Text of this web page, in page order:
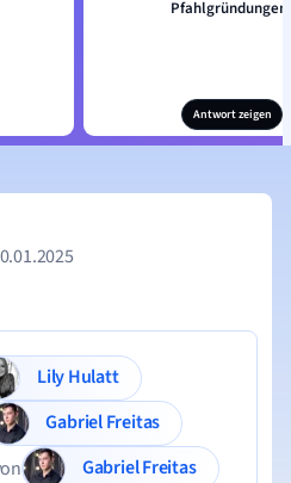
Antwort zeigen
Lily Hulatt
Gabriel Freitas
Gabriel Freitas